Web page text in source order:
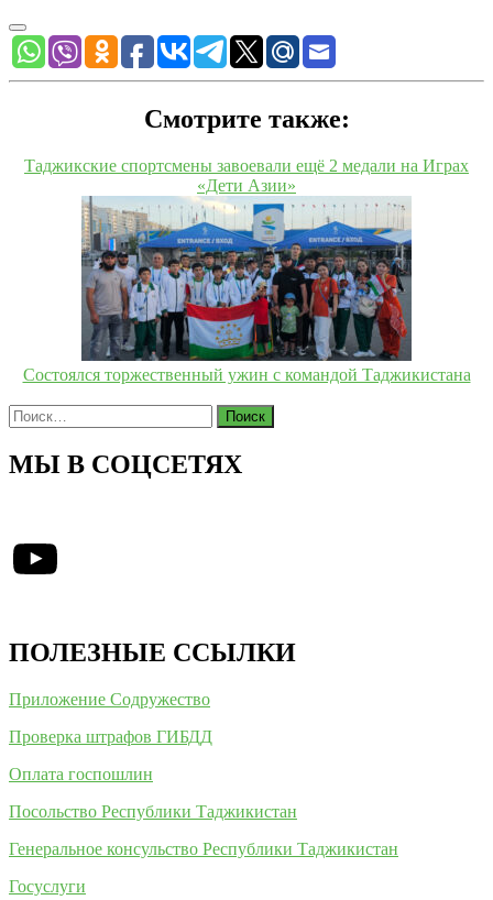
Смотрите также:
Таджикские спортсмены завоевали ещё 2 медали на Играх
«Дети Азии»
Состоялся торжественный ужин с командой Таджикистана
Найти:
МЫ В СОЦСЕТЯХ
YouTube
ПОЛЕЗНЫЕ ССЫЛКИ
Приложение Содружество
Проверка штрафов ГИБДД
Оплата госпошлин
Посольство Республики Таджикистан
Генеральное консульство Республики Таджикистан
Госуслуги